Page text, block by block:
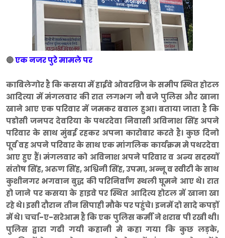
🔴एक नजर पुरे मामले पर
काबिलेगोर है कि कसया में हाईवे ओवरब्रिज के समीप स्थित होटल
आदित्या में मंगलवार की रात लगभग नौ बजे पुलिस और खाना
खाने आए एक परिवार में जमकर बवाल हुआ। बताया जाता है कि
पडोसी जनपद देवरिया के पथरदेवा निवासी अविनाश सिंह अपने
परिवार के साथ मुंबई रहकर अपना कारोबार करते है। कुछ दिनो
पूर्व वह अपने परिवार के साथ एक मांगलिक कार्यक्रम मे पथरदेवा
आए हुए हैं। मंगलवार को अविनाश अपने परिवार व अन्य सदस्यों
संतोष सिंह, अरुण सिंह, अश्विनी सिंह, उपमा, अन्नू व स्वीटी के साथ
कुशीनगर भगवान बुद्ध की परिनिर्वाण स्थली घूमने आए थे। रात
हो जाने पर कसया के हाइवे पर स्थित आदित्य होटल में खाना खा
रहे थे। इसी दौरान तीन सिपाही मौके पर पहुंचे। इनमें दो सादे कपड़ों
में थे। चर्चा-ए-सरेआम है कि एक पुलिस कर्मी ने शराब पी रखी थी।
पुलिस द्वारा गढी गयी कहानी मे कहा गया कि कुछ लड़के,